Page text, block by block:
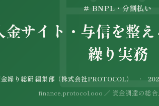
# BNPL・分割払い
金サイト・与信を整
繰り実務
金繰り総研 編集部（株式会社PROTOCOL） ·
finance.protocol.ooo ／ 資金調達の総合